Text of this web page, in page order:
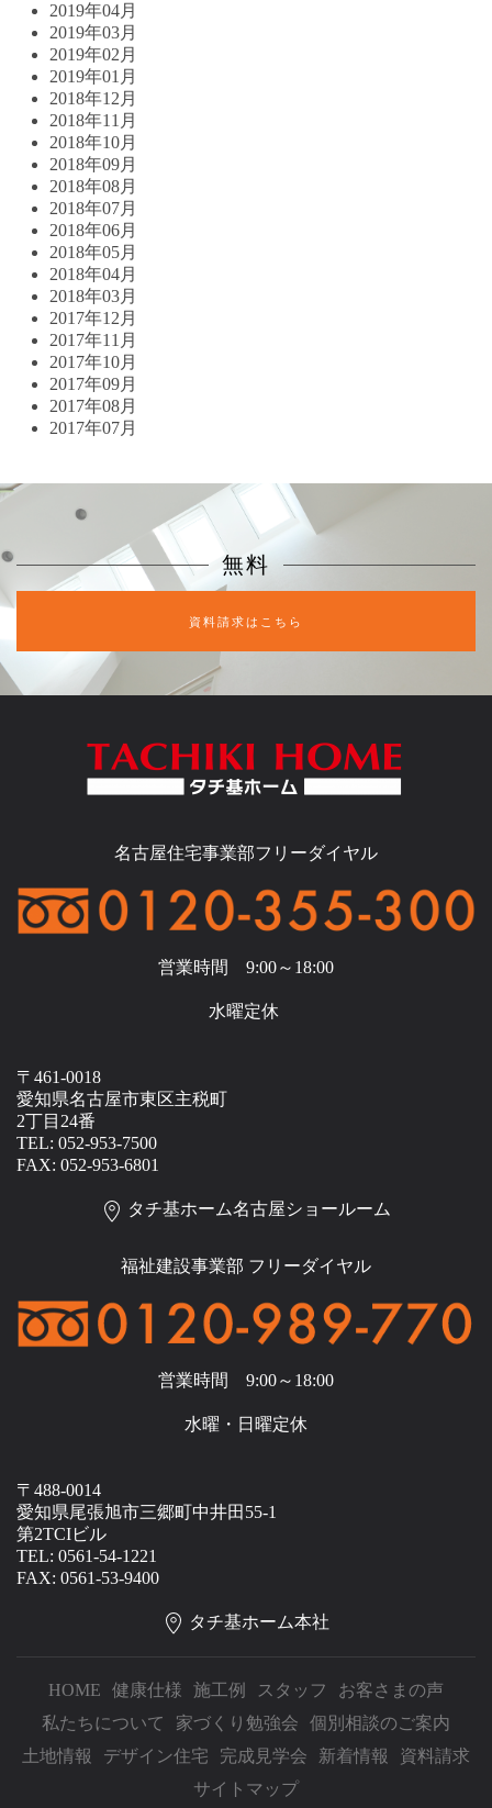
2019年04月
2019年03月
2019年02月
2019年01月
2018年12月
2018年11月
2018年10月
2018年09月
2018年08月
2018年07月
2018年06月
2018年05月
2018年04月
2018年03月
2017年12月
2017年11月
2017年10月
2017年09月
2017年08月
2017年07月
無料
資料請求はこちら
名古屋住宅事業部フリーダイヤル
営業時間 9:00～18:00
水曜定休
〒461-0018
愛知県名古屋市東区主税町
2丁目24番
TEL: 052-953-7500
FAX: 052-953-6801
タチ基ホーム名古屋ショールーム
福祉建設事業部 フリーダイヤル
営業時間 9:00～18:00
水曜・日曜定休
〒488-0014
愛知県尾張旭市三郷町中井田55-1
第2TCIビル
TEL: 0561-54-1221
FAX: 0561-53-9400
タチ基ホーム本社
HOME 健康仕様 施工例 スタッフ
お客さまの声
私たちについて
家づくり勉強会
個別相談のご案内
土地情報
デザイン住宅 完成見学会 新着情報
資料請求
サイトマップ